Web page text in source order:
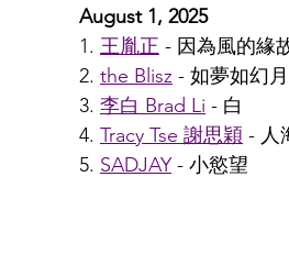
August 1, 2025
1. 王胤正 - 因為風的緣
2. the Blisz - 如夢如幻月
3. 李白 Brad Li - 白
4. Tracy Tse 謝思穎 - 人
5. SADJAY - 小慾望